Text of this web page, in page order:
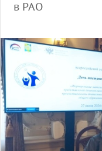
в РАО